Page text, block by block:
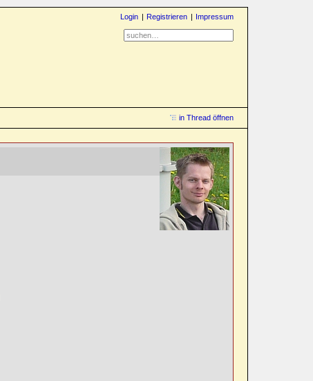
Login Registrieren Impressum
in Thread öffnen